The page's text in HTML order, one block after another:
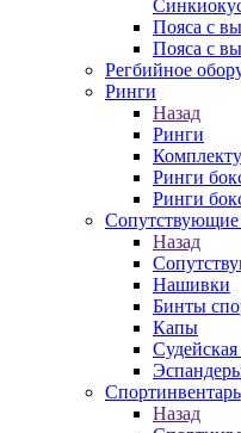
Пояса с
Пояса с
Регбийное
Ринги
Назад
Ринги
Ринги
Ринги
Сопутствующие
Назад
Нашивки
Бинты
Капы
Судейская
Спортинвентарь
Назад